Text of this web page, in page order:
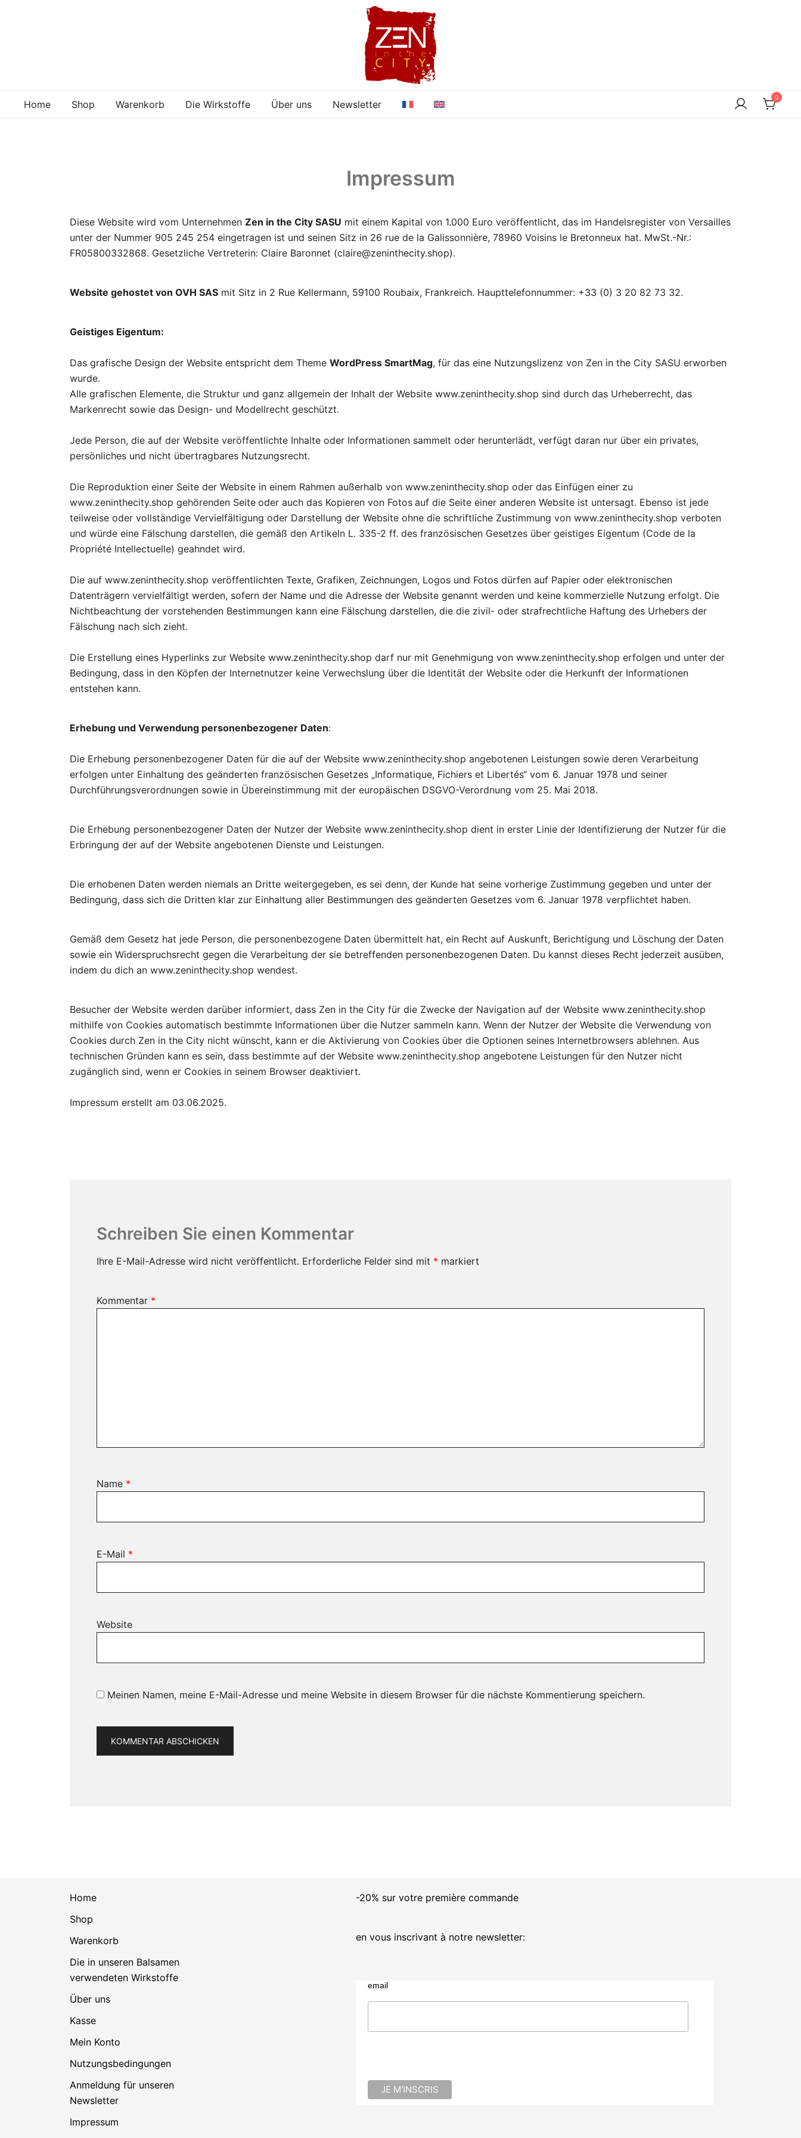
Home Shop Warenkorb Die Wirkstoffe Über uns Newsletter
0
Impressum
Diese Website wird vom Unternehmen Zen in the City SASU mit einem Kapital von 1.000 Euro veröffentlicht, das im Handelsregister von Versailles
unter der Nummer 905 245 254 eingetragen ist und seinen Sitz in 26 rue de la Galissonnière, 78960 Voisins le Bretonneux hat. MwSt.-Nr.:
FR05800332868. Gesetzliche Vertreterin: Claire Baronnet (claire@zeninthecity.shop).
Website gehostet von OVH SAS mit Sitz in 2 Rue Kellermann, 59100 Roubaix, Frankreich. Haupttelefonnummer: +33 (0) 3 20 82 73 32.
Geistiges Eigentum:
Das grafische Design der Website entspricht dem Theme WordPress SmartMag, für das eine Nutzungslizenz von Zen in the City SASU erworben
wurde.
Alle grafischen Elemente, die Struktur und ganz allgemein der Inhalt der Website www.zeninthecity.shop sind durch das Urheberrecht, das
Markenrecht sowie das Design- und Modellrecht geschützt.
Jede Person, die auf der Website veröffentlichte Inhalte oder Informationen sammelt oder herunterlädt, verfügt daran nur über ein privates,
persönliches und nicht übertragbares Nutzungsrecht.
Die Reproduktion einer Seite der Website in einem Rahmen außerhalb von www.zeninthecity.shop oder das Einfügen einer zu
www.zeninthecity.shop gehörenden Seite oder auch das Kopieren von Fotos auf die Seite einer anderen Website ist untersagt. Ebenso ist jede
teilweise oder vollständige Vervielfältigung oder Darstellung der Website ohne die schriftliche Zustimmung von www.zeninthecity.shop verboten
und würde eine Fälschung darstellen, die gemäß den Artikeln L. 335-2 ff. des französischen Gesetzes über geistiges Eigentum (Code de la
Propriété Intellectuelle) geahndet wird.
Die auf www.zeninthecity.shop veröffentlichten Texte, Grafiken, Zeichnungen, Logos und Fotos dürfen auf Papier oder elektronischen
Datenträgern vervielfältigt werden, sofern der Name und die Adresse der Website genannt werden und keine kommerzielle Nutzung erfolgt. Die
Nichtbeachtung der vorstehenden Bestimmungen kann eine Fälschung darstellen, die die zivil- oder strafrechtliche Haftung des Urhebers der
Fälschung nach sich zieht.
Die Erstellung eines Hyperlinks zur Website www.zeninthecity.shop darf nur mit Genehmigung von www.zeninthecity.shop erfolgen und unter der
Bedingung, dass in den Köpfen der Internetnutzer keine Verwechslung über die Identität der Website oder die Herkunft der Informationen
entstehen kann.
Erhebung und Verwendung personenbezogener Daten:
Die Erhebung personenbezogener Daten für die auf der Website www.zeninthecity.shop angebotenen Leistungen sowie deren Verarbeitung
erfolgen unter Einhaltung des geänderten französischen Gesetzes „Informatique, Fichiers et Libertés“ vom 6. Januar 1978 und seiner
Durchführungsverordnungen sowie in Übereinstimmung mit der europäischen DSGVO-Verordnung vom 25. Mai 2018.
Die Erhebung personenbezogener Daten der Nutzer der Website www.zeninthecity.shop dient in erster Linie der Identifizierung der Nutzer für die
Erbringung der auf der Website angebotenen Dienste und Leistungen.
Die erhobenen Daten werden niemals an Dritte weitergegeben, es sei denn, der Kunde hat seine vorherige Zustimmung gegeben und unter der
Bedingung, dass sich die Dritten klar zur Einhaltung aller Bestimmungen des geänderten Gesetzes vom 6. Januar 1978 verpflichtet haben.
Gemäß dem Gesetz hat jede Person, die personenbezogene Daten übermittelt hat, ein Recht auf Auskunft, Berichtigung und Löschung der Daten
sowie ein Widerspruchsrecht gegen die Verarbeitung der sie betreffenden personenbezogenen Daten. Du kannst dieses Recht jederzeit ausüben,
indem du dich an www.zeninthecity.shop wendest.
Besucher der Website werden darüber informiert, dass Zen in the City für die Zwecke der Navigation auf der Website www.zeninthecity.shop
mithilfe von Cookies automatisch bestimmte Informationen über die Nutzer sammeln kann. Wenn der Nutzer der Website die Verwendung von
Cookies durch Zen in the City nicht wünscht, kann er die Aktivierung von Cookies über die Optionen seines Internetbrowsers ablehnen. Aus
technischen Gründen kann es sein, dass bestimmte auf der Website www.zeninthecity.shop angebotene Leistungen für den Nutzer nicht
zugänglich sind, wenn er Cookies in seinem Browser deaktiviert.
Impressum erstellt am 03.06.2025.
Schreiben Sie einen Kommentar
Ihre E-Mail-Adresse wird nicht veröffentlicht. Erforderliche Felder sind mit * markiert
Kommentar *
Name *
E-Mail *
Website
Meinen Namen, meine E-Mail-Adresse und meine Website in diesem Browser für die nächste Kommentierung speichern.
Home
Shop
Warenkorb
Die in unseren Balsamen
verwendeten Wirkstoffe
Über uns
Kasse
Mein Konto
Nutzungsbedingungen
Anmeldung für unseren
Newsletter
Impressum
-20% sur votre première commande
en vous inscrivant à notre newsletter:
email